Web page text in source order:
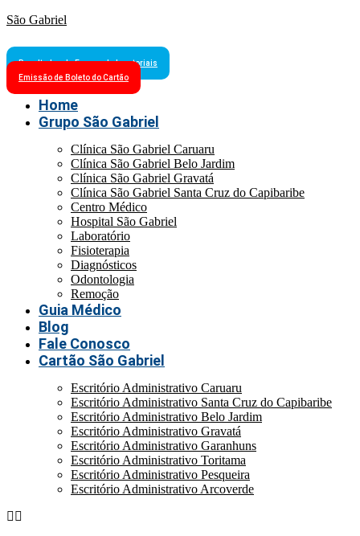
São Gabriel
Resultados de Exames Laboratoriais
Emissão de Boleto do Cartão
Home
Grupo São Gabriel
Clínica São Gabriel Caruaru
Clínica São Gabriel Belo Jardim
Clínica São Gabriel Gravatá
Clínica São Gabriel Santa Cruz do Capibaribe
Centro Médico
Hospital São Gabriel
Laboratório
Fisioterapia
Diagnósticos
Odontologia
Remoção
Guia Médico
Blog
Fale Conosco
Cartão São Gabriel
Escritório Administrativo Caruaru
Escritório Administrativo Santa Cruz do Capibaribe
Escritório Administrativo Belo Jardim
Escritório Administrativo Gravatá
Escritório Administrativo Garanhuns
Escritório Administrativo Toritama
Escritório Administrativo Pesqueira
Escritório Administrativo Arcoverde